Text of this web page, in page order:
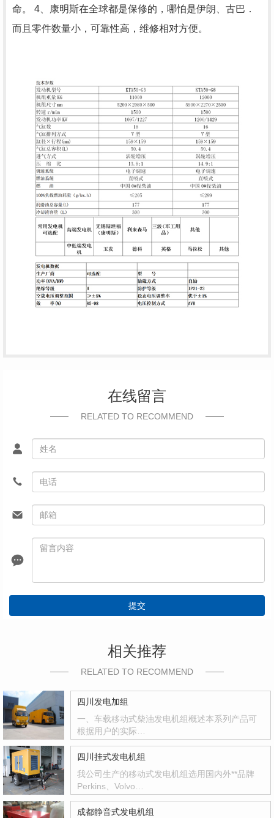
命。
4 、康明斯在全球都是保修的，哪怕是伊朗、古巴．
而且零件数量小，可靠性高，维修相对方便。
在线留言
RELATED TO RECOMMEND
提交
相关推荐
RELATED TO RECOMMEND
四川发电加组
一、车载移动式柴油发电机组概述本系列产品可
根据用户的实际…
四川挂式发电机组
我公司生产的移动式发电机组选用国内外**品牌
Perkins、Volvo…
成都静音式发电机组